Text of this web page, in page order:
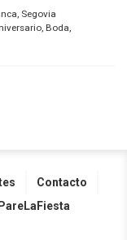
Segovia
Boda,
Contacto